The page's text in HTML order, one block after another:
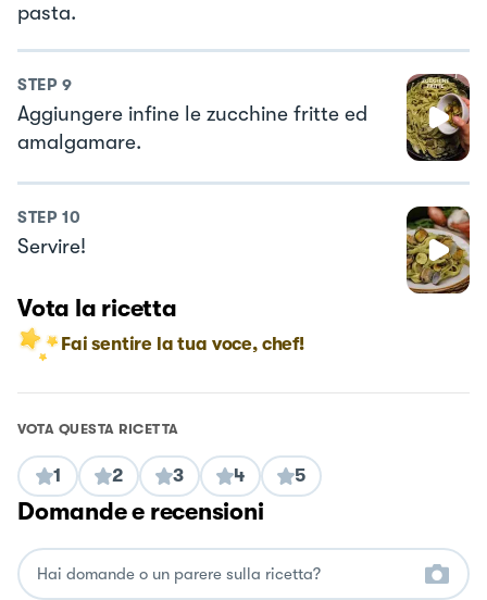
pasta.
STEP 9
Aggiungere infine le zucchine fritte ed
amalgamare.
STEP 10
Servire!
Vota la ricetta
Fai sentire la tua voce, chef!
VOTA QUESTA RICETTA
1 2 3 4 5
Domande e recensioni